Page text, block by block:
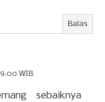
Balas
WIB
sebaiknya